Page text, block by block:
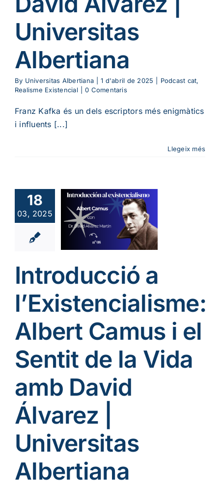
Universitas
Albertiana
By Universitas Albertiana 1 d'abril de 2025 Podcast cat,
Realisme Existencial
0 Comentaris
Franz Kafka és un dels escriptors més enigmàtics
i influents [...]
Llegeix més
18
03, 2025
Camus
de
amb
Álvarez
Podcast cat
Introducció a
l’Existencialisme:
Albert Camus i el
Sentit de la Vida
amb David
Álvarez |
Universitas
Albertiana